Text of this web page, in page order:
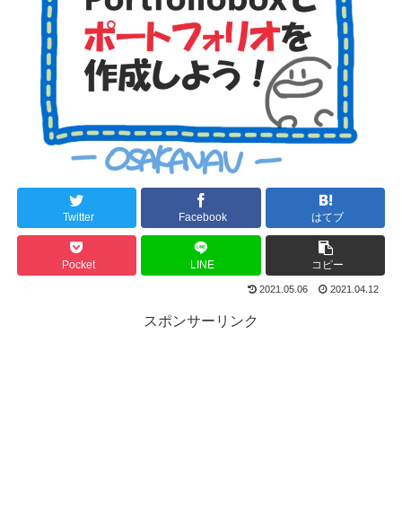
Twitter Facebook はてブ
Pocket LINE コピー
2021.05.06 2021.04.12
スポンサーリンク